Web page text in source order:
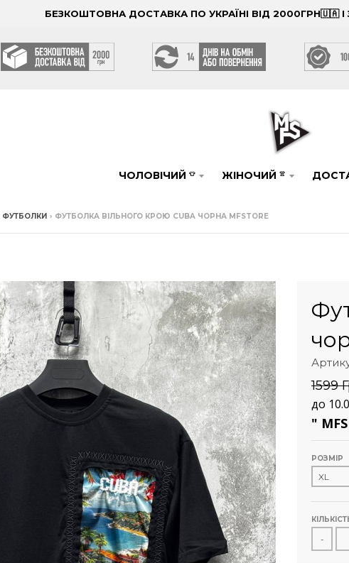
БЕЗКОШТОВНА ДОСТАВКА ПО УКРАЇНІ ВІД 2000ГРН🇺🇦
ЧОЛОВІЧИЙ 👕 ЖІНОЧИЙ 👚
ФУТБОЛКИ › ФУТБОЛКА ВІЛЬНОГО КРОЮ CUBA ЧОРНА MFSTORE
1599
до
"
РОЗМІР
-